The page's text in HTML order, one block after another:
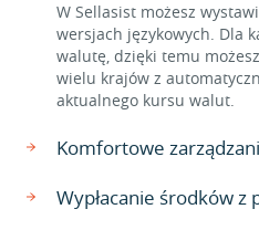
W Sellasist możesz
wersjach językowych. Dla
walutę, dzięki temu
wielu krajów z
aktualnego kursu walut.
Komfortowe
Wypłacanie środków